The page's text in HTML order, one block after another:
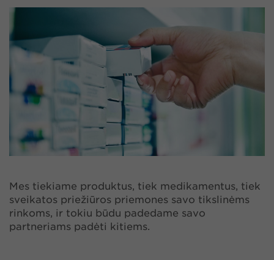
Mes tiekiame produktus, tiek medikamentus, tiek
sveikatos priežiūros priemones savo tikslinėms
rinkoms, ir tokiu būdu padedame savo
partneriams padėti kitiems.